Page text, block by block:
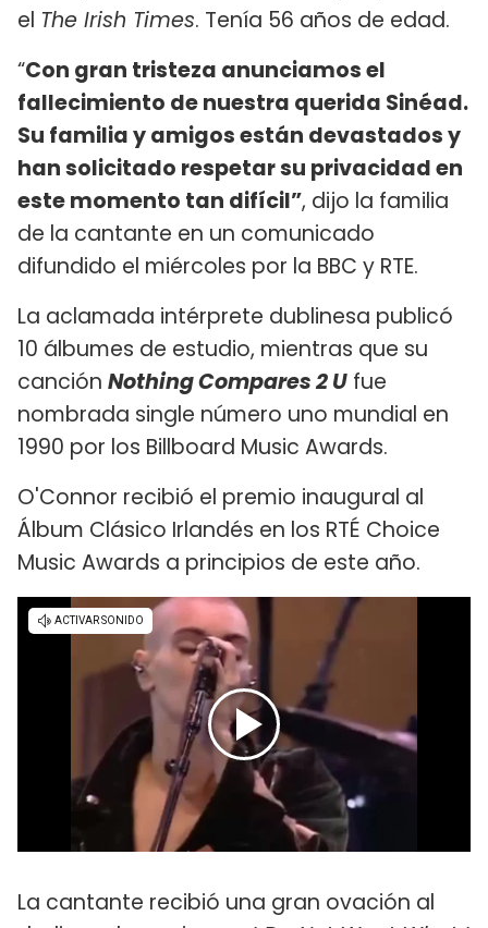
el The Irish Times. Tenía 56 años de edad.
“Con gran tristeza anunciamos el
fallecimiento de nuestra querida Sinéad.
Su familia y amigos están devastados y
han solicitado respetar su privacidad en
este momento tan difícil”, dijo la familia
de la cantante en un comunicado
difundido el miércoles por la BBC y RTE.
La aclamada intérprete dublinesa publicó
10 álbumes de estudio, mientras que su
canción Nothing Compares 2 U fue
nombrada single número uno mundial en
1990 por los Billboard Music Awards.
O'Connor recibió el premio inaugural al
Álbum Clásico Irlandés en los RTÉ Choice
Music Awards a principios de este año.
La cantante recibió una gran ovación al